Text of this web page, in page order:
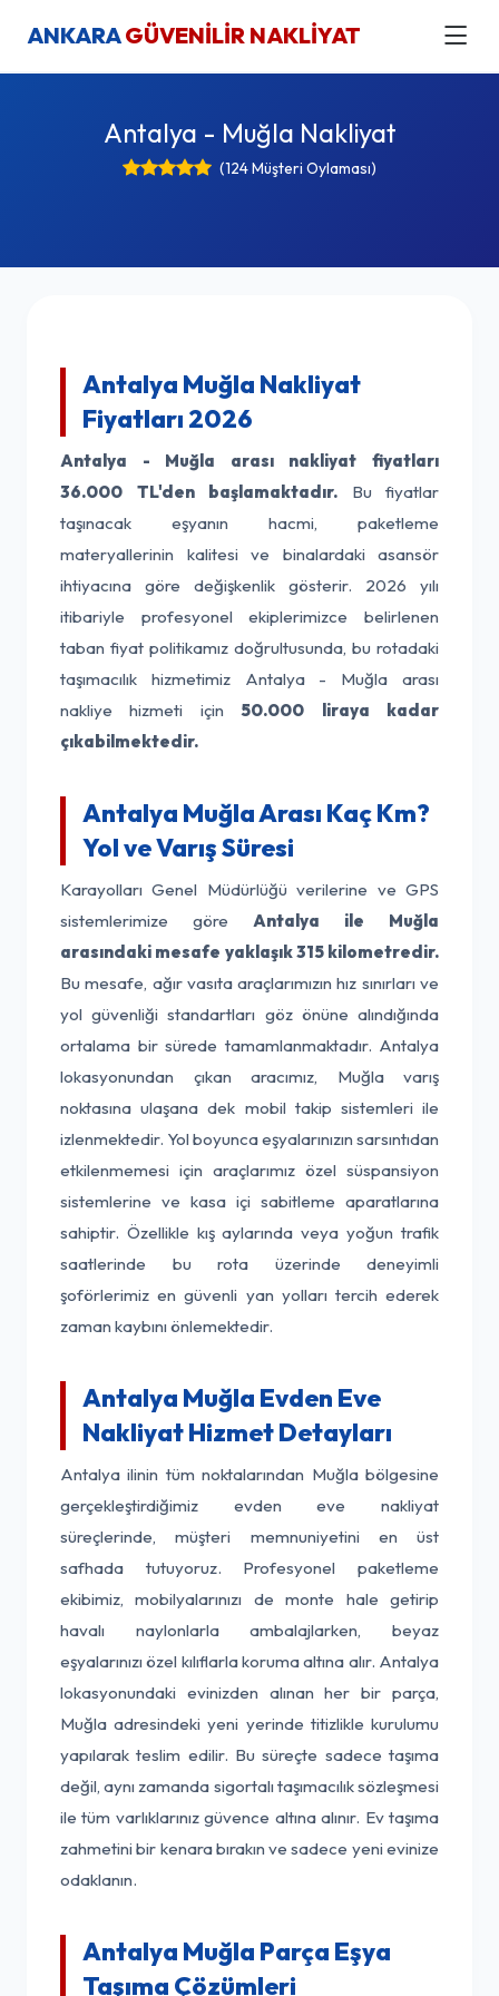
ANKARAGÜVENİLİR NAKLİYAT
Antalya - Muğla Nakliyat
(124 Müşteri Oylaması)
Antalya Muğla Nakliyat
Fiyatları 2026
Antalya - Muğla arası nakliyat fiyatları
36.000 TL'den başlamaktadır. Bu fiyatlar
taşınacak eşyanın hacmi, paketleme
materyallerinin kalitesi ve binalardaki asansör
ihtiyacına göre değişkenlik gösterir. 2026 yılı
itibariyle profesyonel ekiplerimizce belirlenen
taban fiyat politikamız doğrultusunda, bu rotadaki
taşımacılık hizmetimiz Antalya - Muğla arası
nakliye hizmeti için50.000 liraya kadar
çıkabilmektedir.
Antalya Muğla Arası Kaç Km?
Yol ve Varış Süresi
Karayolları Genel Müdürlüğü verilerine ve GPS
sistemlerimize göre Antalya ile Muğla
arasındaki mesafe yaklaşık 315 kilometredir.
Bu mesafe, ağır vasıta araçlarımızın hız sınırları ve
yol güvenliği standartları göz önüne alındığında
ortalama bir sürede tamamlanmaktadır. Antalya
lokasyonundan çıkan aracımız, Muğla varış
noktasına ulaşana dek mobil takip sistemleri ile
izlenmektedir. Yol boyunca eşyalarınızın sarsıntıdan
etkilenmemesi için araçlarımız özel süspansiyon
sistemlerine ve kasa içi sabitleme aparatlarına
sahiptir. Özellikle kış aylarında veya yoğun trafik
saatlerinde bu rota üzerinde deneyimli
şoförlerimiz en güvenli yan yolları tercih ederek
zaman kaybını önlemektedir.
Antalya Muğla Evden Eve
Nakliyat Hizmet Detayları
Antalya ilinin tüm noktalarından Muğla bölgesine
gerçekleştirdiğimiz evden eve nakliyat
süreçlerinde, müşteri memnuniyetini en üst
safhada tutuyoruz. Profesyonel paketleme
ekibimiz, mobilyalarınızı de monte hale getirip
havalı naylonlarla ambalajlarken, beyaz
eşyalarınızı özel kılıflarla koruma altına alır. Antalya
lokasyonundaki evinizden alınan her bir parça,
Muğla adresindeki yeni yerinde titizlikle kurulumu
yapılarak teslim edilir. Bu süreçte sadece taşıma
değil, aynı zamanda sigortalı taşımacılık sözleşmesi
ile tüm varlıklarınız güvence altına alınır. Ev taşıma
zahmetini bir kenara bırakın ve sadece yeni evinize
odaklanın.
Antalya Muğla Parça Eşya
Taşıma Çözümleri